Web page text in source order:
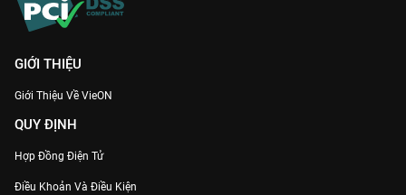
GIỚI THIỆU
Giới Thiệu Về VieON
QUY ĐỊNH
Hợp Đồng Điện Tử
Điều Khoản Và Điều Kiện